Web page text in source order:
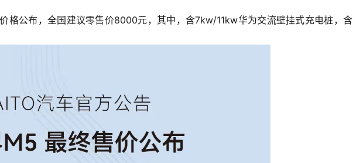
格公布，全国建议零售价8000元，其中，含7kw/11kw华为交流壁挂式充电桩，含